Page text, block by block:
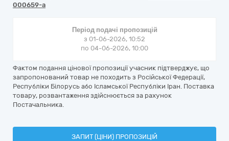
000659-a
Період подачі пропозицій
з 01-06-2026, 10:52
по 04-06-2026, 10:00
Фактом подання цінової пропозиції учасник підтверджує, що
запропонований товар не походить з Російської Федерації,
Республіки Білорусь або Ісламської Республіки Іран. Поставка
товару, розвантаження здійснюється за рахунок
Постачальника.
ЗАПИТ (ЦІНИ) ПРОПОЗИЦІЙ